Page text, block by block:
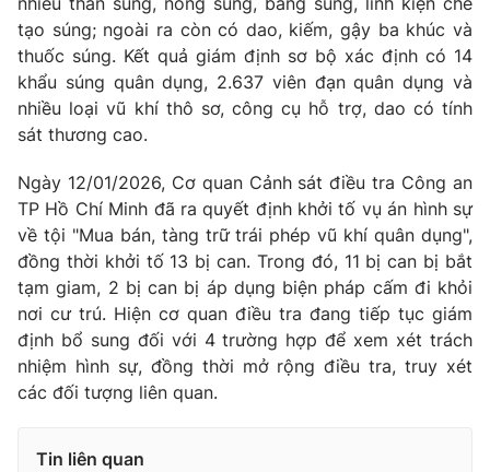
tạo súng; ngoài ra còn có dao, kiếm, gậy ba khúc và
thuốc súng. Kết quả giám định sơ bộ xác định có 14
khẩu súng quân dụng, 2.637 viên đạn quân dụng và
nhiều loại vũ khí thô sơ, công cụ hỗ trợ, dao có tính
sát thương cao.
Ngày 12/01/2026, Cơ quan Cảnh sát điều tra Công an
TP Hồ Chí Minh đã ra quyết định khởi tố vụ án hình sự
về tội "Mua bán, tàng trữ trái phép vũ khí quân dụng",
đồng thời khởi tố 13 bị can. Trong đó, 11 bị can bị bắt
tạm giam, 2 bị can bị áp dụng biện pháp cấm đi khỏi
nơi cư trú. Hiện cơ quan điều tra đang tiếp tục giám
định bổ sung đối với 4 trường hợp để xem xét trách
nhiệm hình sự, đồng thời mở rộng điều tra, truy xét
các đối tượng liên quan.
Tin liên quan